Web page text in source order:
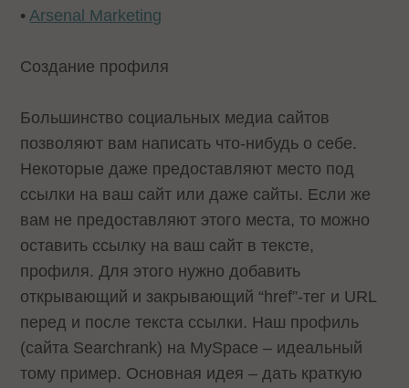
• Arsenal Marketing
Создание профиля
Большинство социальных медиа сайтов
позволяют вам написать что-нибудь о себе.
Некоторые даже предоставляют место под
ссылки на ваш сайт или даже сайты. Если же
вам не предоставляют этого места, то можно
оставить ссылку на ваш сайт в тексте,
профиля. Для этого нужно добавить
открывающий и закрывающий “href”-тег и URL
перед и после текста ссылки. Наш профиль
(сайта Searchrank) на MySpace – идеальный
тому пример. Основная идея – дать краткую